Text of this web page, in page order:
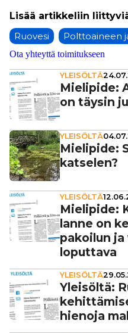
Ruovesi Polttoaineen
Ota yhteyttä toimitukseen
YLEISÖLTÄ
Mielipide:
on täysin
YLEISÖLTÄ
Mielipide:
katselen?
YLEISÖLTÄ
Mielipide:
lanne on
pa­koi­lun ja
loputtava
YLEISÖLTÄ
Yleisöltä:
hienoja